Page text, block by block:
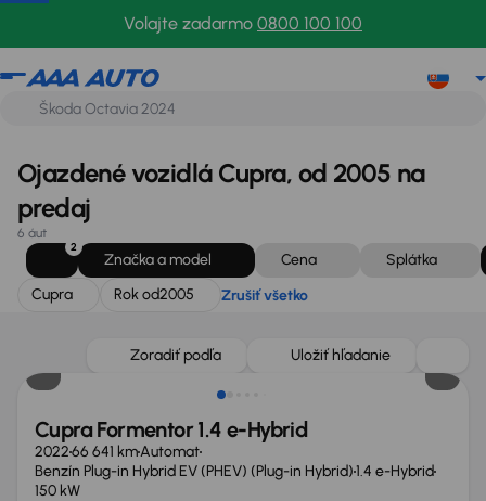
Volajte zadarmo 0800 100 100
Cupra
Ojazdené vozidlá Cupra, od 2005 na
predaj
6 áut
2
Značka a model Cena
Splátka
Cupra
Rok od2005 Zrušiť všetko
Zoradiť podľa Uložiť hľadanie
Zlacnené o 2 200 €
Cupra Formentor 1.4 e-Hybrid
202266 641 kmAutomat
Benzín Plug-in Hybrid EV (PHEV) (Plug-in Hybrid)1.4 e-Hybrid
150 kW